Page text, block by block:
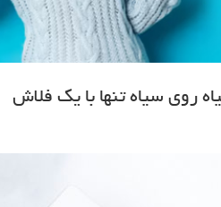
روی سیاه تنها با یک فلاش